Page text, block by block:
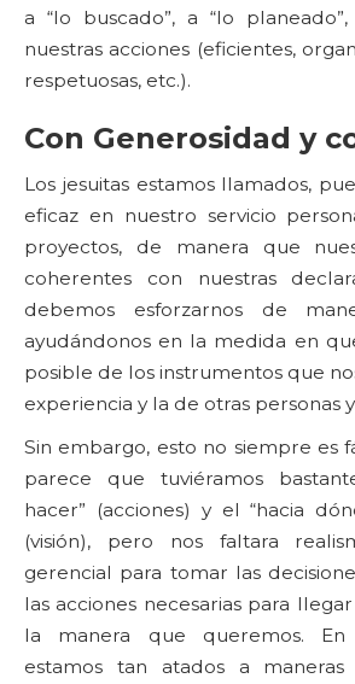
a “lo buscado”, a “lo
nuestras acciones (eficientes,
respetuosas, etc.).
Con Generosidad y
Los jesuitas estamos llamados,
eficaz en nuestro servicio
proyectos, de manera que
coherentes con nuestras
debemos esforzarnos de
ayudándonos en la medida en
posible de los instrumentos que
experiencia y la de otras personas
Sin embargo, esto no siempre es
parece que tuviéramos
hacer” (acciones) y el “hacia
(visión), pero nos faltara
gerencial para tomar las
las acciones necesarias para
la manera que queremos. En
estamos tan atados a maneras